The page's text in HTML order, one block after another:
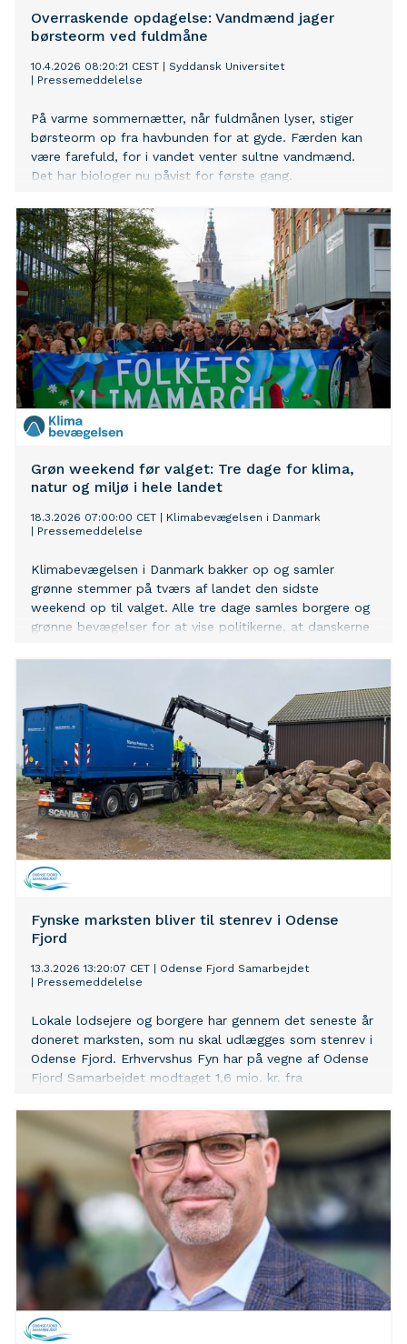
Overraskende opdagelse: Vandmænd jager
børsteorm ved fuldmåne
10.4.2026 08:20:21 CEST
Syddansk Universitet
Pressemeddelelse
På varme sommernætter, når fuldmånen lyser, stiger
børsteorm op fra havbunden for at gyde. Færden kan
være farefuld, for i vandet venter sultne vandmænd.
Det har biologer nu påvist for første gang.
Grøn weekend før valget: Tre dage for klima,
natur og miljø i hele landet
18.3.2026 07:00:00 CET
Klimabevægelsen i Danmark
Pressemeddelelse
Klimabevægelsen i Danmark bakker op og samler
grønne stemmer på tværs af landet den sidste
weekend op til valget. Alle tre dage samles borgere og
grønne bevægelser for at vise politikerne, at danskerne
Fynske marksten bliver til stenrev i Odense
Fjord
13.3.2026 13:20:07 CET
Odense Fjord Samarbejdet
Pressemeddelelse
Lokale lodsejere og borgere har gennem det seneste år
doneret marksten, som nu skal udlægges som stenrev i
Odense Fjord. Erhvervshus Fyn har på vegne af Odense
Fjord Samarbejdet modtaget 1,6 mio. kr. fra
levesteder for fjordens dyreliv og bidrage til at
forbedre naturtilstanden.